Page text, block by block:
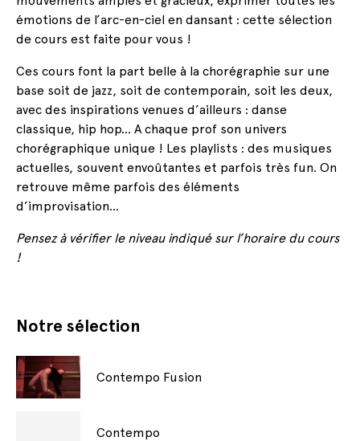
émotions de l’arc-en-ciel en dansant : cette sélection
de cours est faite pour vous !
Ces cours font la part belle à la chorégraphie sur une
base soit de jazz, soit de contemporain, soit les deux,
avec des inspirations venues d’ailleurs : danse
classique, hip hop… A chaque prof son univers
chorégraphique unique ! Les playlists : des musiques
actuelles, souvent envoûtantes et parfois très fun. On
retrouve même parfois des éléments
d’improvisation…
Pensez à vérifier le niveau indiqué sur l’horaire du cours
!
Notre sélection
Contempo Fusion
Contempo